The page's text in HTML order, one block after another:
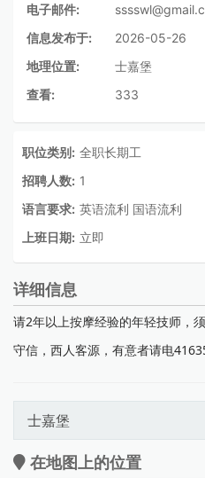
电子邮件:
信息发布于:
2026-05-26
地理位置:
士嘉堡
查看:
333
职位类别: 全职长期工
招聘人数: 1
语言要求: 英语流利 国语流利
上班日期: 立即
详细信息
请2年以上按摩经验的年轻技师，
守信，西人客源，有意者请电
士嘉堡
在地图上的位置